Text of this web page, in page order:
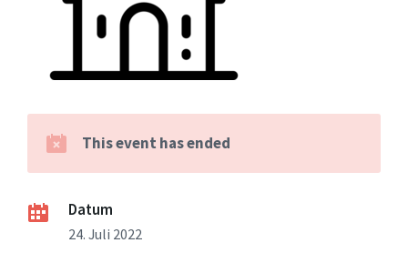
This event has ended
Datum
24. Juli 2022